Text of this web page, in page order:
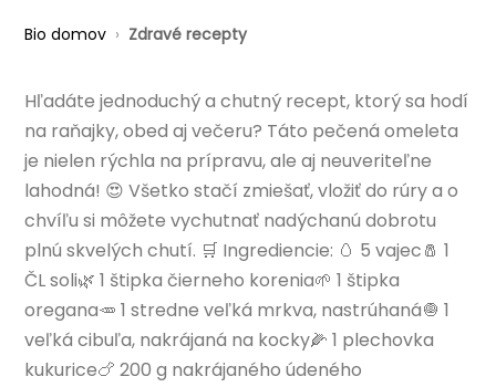
Bio domov › Zdravé recepty
Hľadáte jednoduchý a chutný recept, ktorý sa hodí
na raňajky, obed aj večeru? Táto pečená omeleta
je nielen rýchla na prípravu, ale aj neuveriteľne
lahodná! 😍 Všetko stačí zmiešať, vložiť do rúry a o
chvíľu si môžete vychutnať nadýchanú dobrotu
plnú skvelých chutí. 🛒 Ingrediencie: 🥚 5 vajec🧂 1
ČL soli🌿 1 štipka čierneho korenia🌱 1 štipka
oregana🥕 1 stredne veľká mrkva, nastrúhaná🧅 1
veľká cibuľa, nakrájaná na kocky🌽 1 plechovka
kukurice🍗 200 g nakrájaného údeného